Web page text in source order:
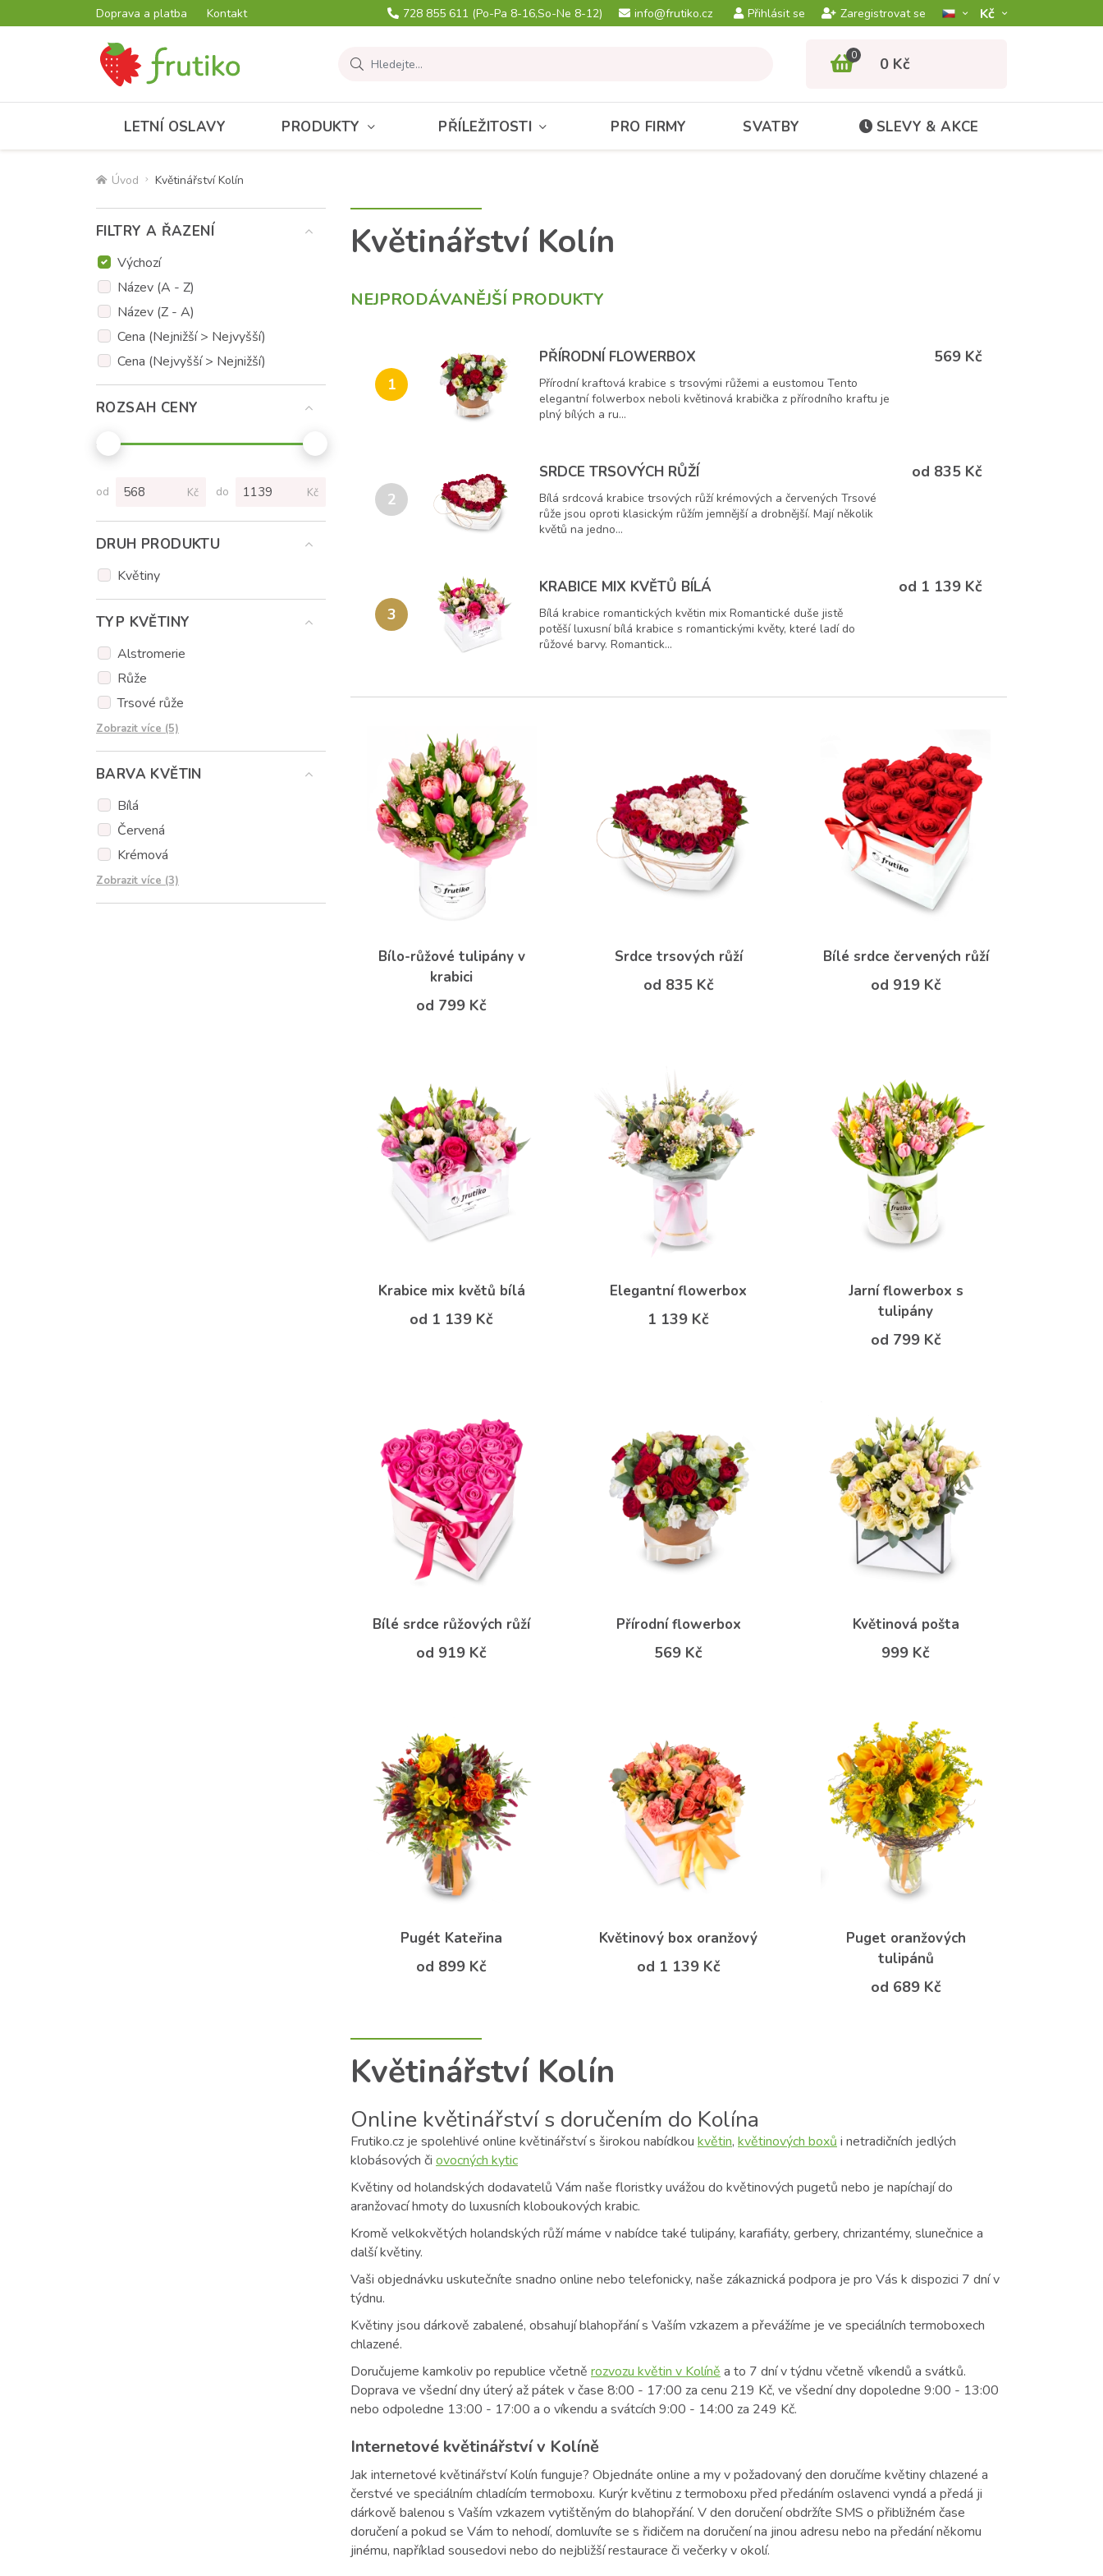
Doprava a platba Kontakt 728 855 611 (Po-Pa 8-16,So-Ne 8-12) info@frutiko.cz Přihlásit se Zaregistrovat se Kč­
0 0 Kč
LETNÍ OSLAVY PRODUKTY PŘÍLEŽITOSTI PRO FIRMY SVATBY SLEVY & AKCE
Úvod Květinářství Kolín
FILTRY A ŘAZENÍ
Výchozí
Název (A - Z)
Název (Z - A)
Cena (Nejnižší > Nejvyšší)
Cena (Nejvyšší > Nejnižší)
ROZSAH CENY
od Kč do Kč
DRUH PRODUKTU
Květiny
TYP KVĚTINY
Alstromerie
Růže
Trsové růže
Tulipány
Eukalypt
Eustoma
Gypsophila
Karafiáty
Zobrazit více (5)
BARVA KVĚTIN
Bílá
Červená
Krémová
Oranžová
Růžová
Zobrazit více (3)
Květinářství Kolín
NEJPRODÁVANĚJŠÍ PRODUKTY
1
PŘÍRODNÍ FLOWERBOX
Přírodní kraftová krabice s trsovými růžemi a eustomou Tento
elegantní folwerbox neboli květinová krabička z přírodního kraftu je
plný bílých a ru...
569 Kč
2
SRDCE TRSOVÝCH RŮŽÍ
Bílá srdcová krabice trsových růží krémových a červených Trsové
růže jsou oproti klasickým růžím jemnější a drobnější. Mají několik
květů na jedno...
od 835 Kč
3
KRABICE MIX KVĚTŮ BÍLÁ
Bílá krabice romantických květin mix Romantické duše jistě
potěší luxusní bílá krabice s romantickými květy, které ladí do
růžové barvy. Romantick...
od 1 139 Kč
Bílo-růžové tulipány v
krabici
od 799 Kč
Srdce trsových růží
od 835 Kč
Bílé srdce červených růží
od 919 Kč
Krabice mix květů bílá
od 1 139 Kč
Elegantní flowerbox
1 139 Kč
Jarní flowerbox s
tulipány
od 799 Kč
Bílé srdce růžových růží
od 919 Kč
Přírodní flowerbox
569 Kč
Květinová pošta
999 Kč
Pugét Kateřina
od 899 Kč
Květinový box oranžový
od 1 139 Kč
Puget oranžových
tulipánů
od 689 Kč
Květinářství Kolín
Online květinářství s doručením do Kolína
Frutiko.cz je spolehlivé online květinářství s širokou nabídkou květin, květinových boxůi netradičních jedlých
klobásových či ovocných kytic
Květiny od holandských dodavatelů Vám naše floristky uvážou do květinových pugetů nebo je napíchají do
aranžovací hmoty do luxusních kloboukových krabic.
Kromě velkokvětých holandských růží máme v nabídce také tulipány, karafiáty, gerbery, chrizantémy, slunečnice a
další květiny.
Vaši objednávku uskutečníte snadno online nebo telefonicky, naše zákaznická podpora je pro Vás k dispozici 7 dní v
týdnu.
Květiny jsou dárkově zabalené, obsahují blahopřání s Vaším vzkazem a převážíme je ve speciálních termoboxech
chlazené.
Doručujeme kamkoliv po republice včetně rozvozu květin v Kolíněa to 7 dní v týdnu včetně víkendů a svátků.
Doprava ve všední dny úterý až pátek v čase 8:00 - 17:00 za cenu 219 Kč, ve všední dny dopoledne 9:00 - 13:00
nebo odpoledne 13:00 - 17:00 a o víkendu a svátcích 9:00 - 14:00 za 249 Kč.
Internetové květinářství v Kolíně
Jak internetové květinářství Kolín funguje? Objednáte online a my v požadovaný den doručíme květiny chlazené a
čerstvé ve speciálním chladícím termoboxu. Kurýr květinu z termoboxu před předáním oslavenci vyndá a předá ji
dárkově balenou s Vaším vzkazem vytištěným do blahopřání. V den doručení obdržíte SMS o přibližném čase
doručení a pokud se Vám to nehodí, domluvíte se s řidičem na doručení na jinou adresu nebo na předání někomu
jinému, například sousedovi nebo do nejbližší restaurace či večerky v okolí.